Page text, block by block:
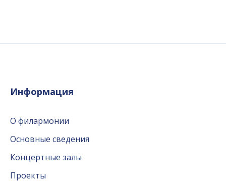
Информация
О филармонии
Основные сведения
Концертные залы
Проекты